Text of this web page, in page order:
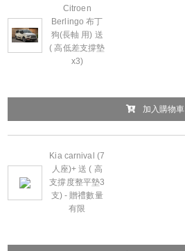
Citroen
Berlingo 布丁
狗(長軸 用) 送
( 高低差支撐墊
x3)
加入購物車
Kia carnival (7
人座)+ 送 ( 高
支撐度整平墊3
支) - 贈禮數量
有限